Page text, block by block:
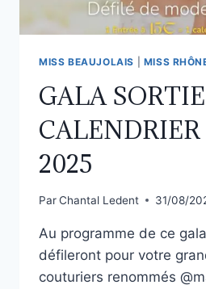
MISS BEAUJOLAIS MISS
GALA SORTIE
2025
ParChantal Ledent 31/08/
Au programme de ce
défileront pour votre
couturiers renommés